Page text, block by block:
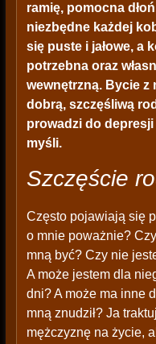
ramię, pomocna
niezbędne każdej
się puste i jałowe, a
potrzebna oraz
wewnętrzną. Bycie z
dobrą, szczęśliwą
prowadzi do
myśli.
Szczęście
Często pojawiają się
o mnie poważnie?
mną być? Czy nie
A może jestem dla
dni? A może ma inne
mną znudził? Ja
mężczyznę na życie,